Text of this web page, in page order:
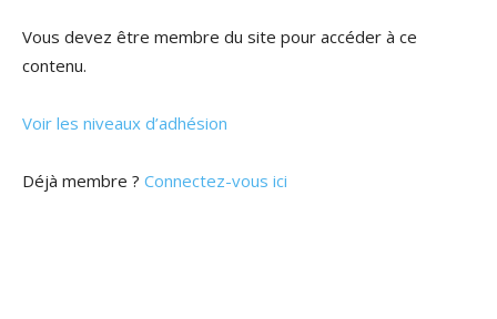
Vous devez être membre du site pour accéder à ce
contenu.
Voir les niveaux d’adhésion
Déjà membre ? Connectez-vous ici